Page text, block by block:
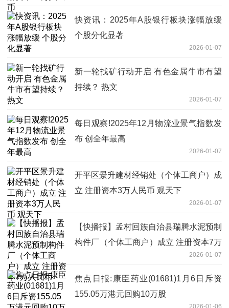
快资讯：2025年A股银行板块涨幅放缓
个股分化显著
2026-01-07
新一轮找矿行动开启 有色金属牛市有望
持续？ 热文
2026-01-07
每日观察!2025年12月物流业景气指数发
布 创全年最高
2026-01-07
开平区景升建材经销处（个体工商户）成
立 注册资本3万人民币 观天下
2026-01-07
【快播报】孟村回族自治县瑞腾水泥预制
构件厂（个体工商户）成立 注册资本7万
2026-01-07
焦点日报:康臣药业(01681)1月6日斥资
155.05万港元回购10万股
2026-01-06